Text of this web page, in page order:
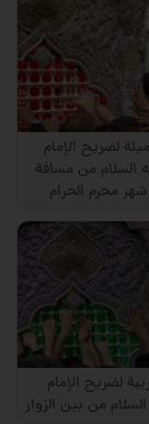
لضريح الإمام
السلام من مسافة
محرم الحرام
لضريح الإمام
من بين الزوار